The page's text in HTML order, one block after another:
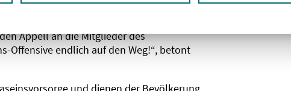
für die Gesundheitsversorgung haben,
Form in Berlin bislang noch nicht
Appell an die Mitglieder des
Offensive endlich auf den Weg!“, betont
und dienen der Bevölkerung